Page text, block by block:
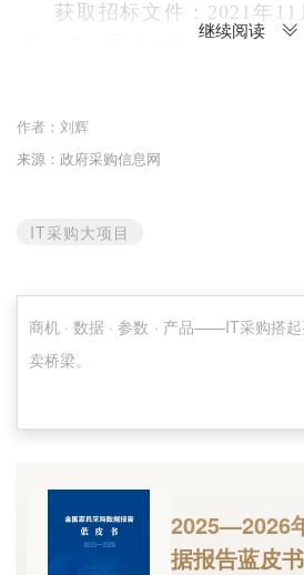
获取招标文件：2021年11
共资源交易中心（南昌市红
联系方式：黄才胜0791-
FSM项目
采购预算：1802万元（人
获取招标文件：2021年11
开标：2021年12月21日
继续阅读
作者： 刘辉
来源：政府采购信息网
IT采购大项目
商机 · 数据 · 参数 · 产品——IT采购搭
卖桥梁。
2025—2026
据报告蓝皮书